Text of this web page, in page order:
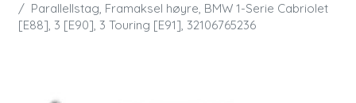
Parallellstag, Framaksel høyre, BMW 1-Serie Cabriolet
[E88], 3 [E90], 3 Touring [E91], 32106765236